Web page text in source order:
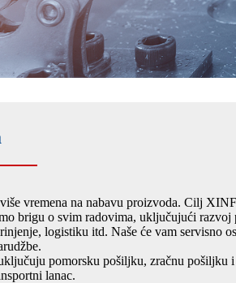
vremena na nabavu proizvoda. Cilj
brigu o svim radovima, uključujući
logistiku itd. Naše će vam servisno
pomorsku pošiljku, zračnu pošiljku i
lanac.